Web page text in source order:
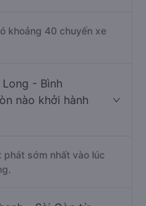
khoảng 40 chuyến xe
- Bình
nào khởi hành
phát sớm nhất vào lúc